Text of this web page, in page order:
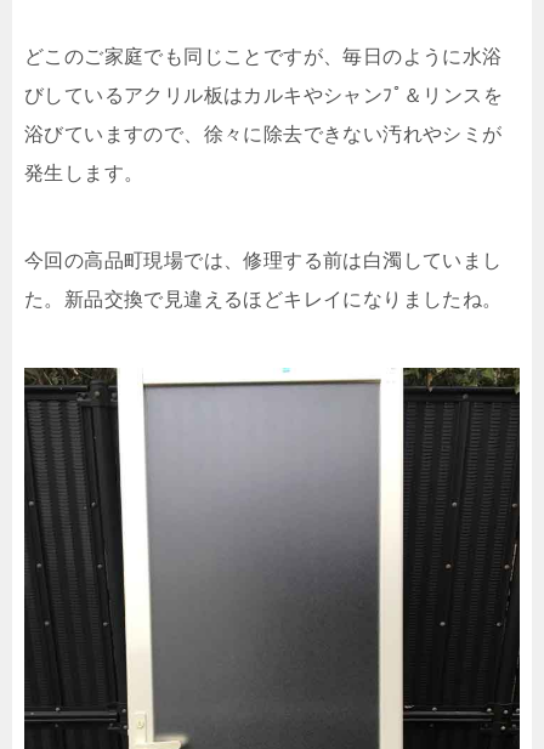
どこのご家庭でも同じことですが、毎日のように水浴
びしているアクリル板はカルキやシャンﾌﾟ＆リンスを
浴びていますので、徐々に除去できない汚れやシミが
発生します。
今回の高品町現場では、修理する前は白濁していまし
た。新品交換で見違えるほどキレイになりましたね。